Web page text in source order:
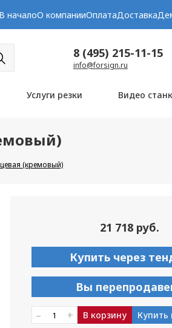
В началоО компанииОплатаДоставка
8 (495) 215-11-15
info@forsign.ru
Услуги резки Видео
(кремовый)
21 718 руб.
Купить через
Вы
– + В корзину Купить